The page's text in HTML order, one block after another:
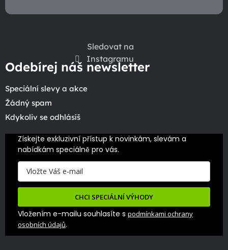
Sledovat na
Instagramu
Odebírej náš newsletter
Speciální slevy a akce
Žádný spam
Kdykoliv se odhlásíš
Získejte exkluzivní přístup k novinkám, slevám a
nabídkám speciálně pro vás.
CHCI SPECIÁLNÍ VÝHODY
Vložením e-mailu souhlasíte s podmínkami ochrany
osobních údajů.